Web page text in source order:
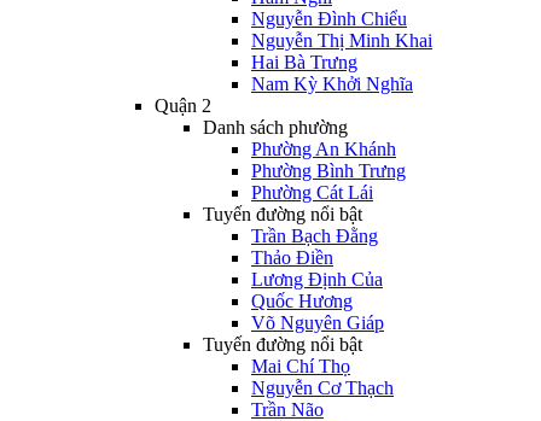
Nguyễn Đình Chiểu
Nguyễn Thị Minh Khai
Hai Bà Trưng
Nam Kỳ Khởi Nghĩa
Quận 2
Danh sách phường
Phường An Khánh
Phường Bình Trưng
Phường Cát Lái
Tuyến đường nổi bật
Trần Bạch Đằng
Thảo Điền
Lương Định Của
Quốc Hương
Võ Nguyên Giáp
Tuyến đường nổi bật
Mai Chí Thọ
Nguyễn Cơ Thạch
Trần Não